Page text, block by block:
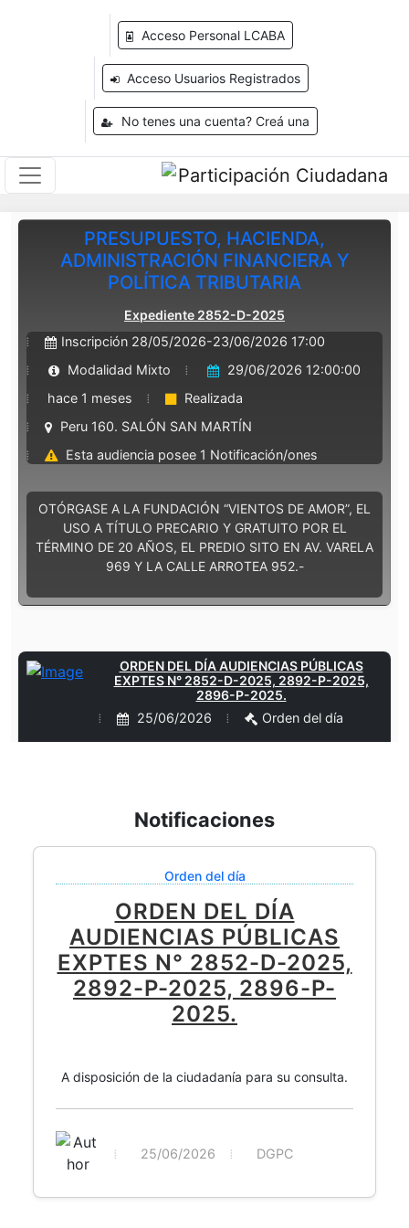
Acceso Personal LCABA
Acceso Usuarios Registrados
No tenes una cuenta? Creá una
PRESUPUESTO, HACIENDA,
ADMINISTRACIÓN FINANCIERA Y
POLÍTICA TRIBUTARIA
Expediente 2852-D-2025
Inscripción 28/05/2026-23/06/2026 17:00
Modalidad Mixto
29/06/2026 12:00:00
hace 1 meses
Realizada
Peru 160. SALÓN SAN MARTÍN
Esta audiencia posee 1 Notificación/ones
OTÓRGASE A LA FUNDACIÓN “VIENTOS DE AMOR”, EL
USO A TÍTULO PRECARIO Y GRATUITO POR EL
TÉRMINO DE 20 AÑOS, EL PREDIO SITO EN AV. VARELA
969 Y LA CALLE ARROTEA 952.-
ORDEN DEL DÍA AUDIENCIAS PÚBLICAS
EXPTES N° 2852-D-2025, 2892-P-2025,
2896-P-2025.
25/06/2026
Orden del día
Notificaciones
Orden del día
ORDEN DEL DÍA
AUDIENCIAS PÚBLICAS
EXPTES N° 2852-D-2025,
2892-P-2025, 2896-P-
2025.
A disposición de la ciudadanía para su consulta.
25/06/2026 DGPC